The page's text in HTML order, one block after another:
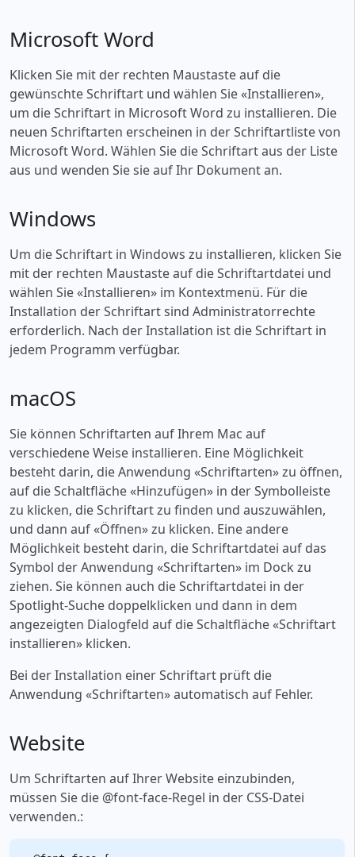
Microsoft Word
Klicken Sie mit der rechten Maustaste auf die
gewünschte Schriftart und wählen Sie «‎Installieren»,
um die Schriftart in Microsoft Word zu installieren. Die
neuen Schriftarten erscheinen in der Schriftartliste von
Microsoft Word. Wählen Sie die Schriftart aus der Liste
aus und wenden Sie sie auf Ihr Dokument an.
Windows
Um die Schriftart in Windows zu installieren, klicken Sie
mit der rechten Maustaste auf die Schriftartdatei und
wählen Sie «‎Installieren» im Kontextmenü. Für die
Installation der Schriftart sind Administratorrechte
erforderlich. Nach der Installation ist die Schriftart in
jedem Programm verfügbar.
macOS
Sie können Schriftarten auf Ihrem Mac auf
verschiedene Weise installieren. Eine Möglichkeit
besteht darin, die Anwendung «‎Schriftarten» zu öffnen,
auf die Schaltfläche «‎Hinzufügen» in der Symbolleiste
zu klicken, die Schriftart zu finden und auszuwählen,
und dann auf «‎Öffnen» zu klicken. Eine andere
Möglichkeit besteht darin, die Schriftartdatei auf das
Symbol der Anwendung «‎Schriftarten» im Dock zu
ziehen. Sie können auch die Schriftartdatei in der
Spotlight-Suche doppelklicken und dann in dem
angezeigten Dialogfeld auf die Schaltfläche «‎Schriftart
installieren» klicken.
Bei der Installation einer Schriftart prüft die
Anwendung «‎Schriftarten» automatisch auf Fehler.
Website
Um Schriftarten auf Ihrer Website einzubinden,
müssen Sie die @font-face-Regel in der CSS-Datei
verwenden.: